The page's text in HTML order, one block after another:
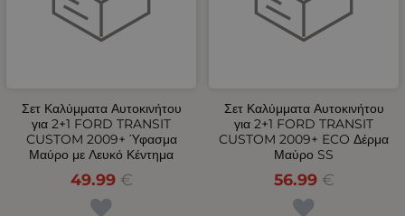
Σετ Καλύμματα Αυτοκινήτου
για 2+1 FORD TRANSIT
CUSTOM 2009+ Ύφασμα
Μαύρο με Λευκό Κέντημα
49.99 €
Σετ Καλύμματα Αυτοκινήτου
για 2+1 FORD TRANSIT
CUSTOM 2009+ ECO Δέρμα
Μαύρο SS
56.99 €